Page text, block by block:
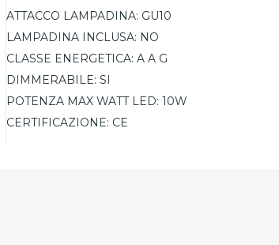
ATTACCO LAMPADINA: GU10
LAMPADINA INCLUSA: NO
CLASSE ENERGETICA: A A G
DIMMERABILE: SI
POTENZA MAX WATT LED: 10W
CERTIFICAZIONE: CE